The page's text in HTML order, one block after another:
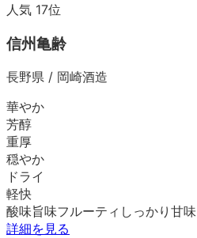
人気 17位
信州亀齢
長野県 / 岡崎酒造
華やか
芳醇
重厚
穏やか
ドライ
軽快
酸味旨味フルーティ しっかり 甘味
詳細を見る